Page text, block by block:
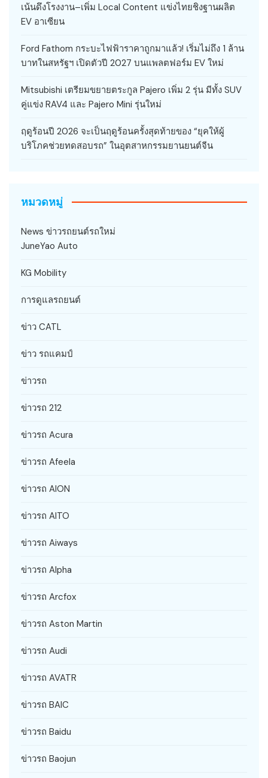
เน้นดึงโรงงาน–เพิ่ม Local Content แข่งไทยชิงฐานผลิต
EV อาเซียน
Ford Fathom กระบะไฟฟ้าราคาถูกมาแล้ว! เริ่มไม่ถึง 1 ล้าน
บาทในสหรัฐฯ เปิดตัวปี 2027 บนแพลตฟอร์ม EV ใหม่
Mitsubishi เตรียมขยายตระกูล Pajero เพิ่ม 2 รุ่น มีทั้ง SUV
คู่แข่ง RAV4 และ Pajero Mini รุ่นใหม่
ฤดูร้อนปี 2026 จะเป็นฤดูร้อนครั้งสุดท้ายของ “ยุคให้ผู้
บริโภคช่วยทดสอบรถ” ในอุตสาหกรรมยานยนต์จีน
หมวดหมู่
News ข่าวรถยนต์รถใหม่
JuneYao Auto
KG Mobility
การดูแลรถยนต์
ข่าว CATL
ข่าว รถแคมป์
ข่าวรถ
ข่าวรถ 212
ข่าวรถ Acura
ข่าวรถ Afeela
ข่าวรถ AION
ข่าวรถ AITO
ข่าวรถ Aiways
ข่าวรถ Alpha
ข่าวรถ Arcfox
ข่าวรถ Aston Martin
ข่าวรถ Audi
ข่าวรถ AVATR
ข่าวรถ BAIC
ข่าวรถ Baidu
ข่าวรถ Baojun